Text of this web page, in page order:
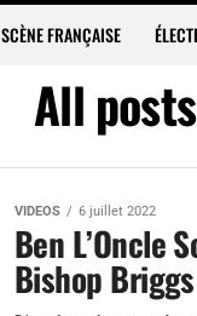
SCÈNE FRANÇAISE
All
VIDEOS 6 juillet 2022
Ben L’Oncle
Bishop Briggs